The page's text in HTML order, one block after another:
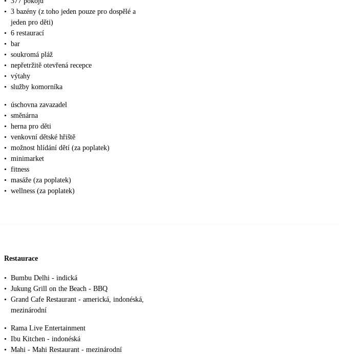
• 3 bazény (z toho jeden pouze pro dospělé a
jeden pro děti)
• 6 restaurací
• bar
• soukromá pláž
• nepřetržitě otevřená recepce
• výtahy
• služby komorníka
• úschovna zavazadel
• směnárna
• herna pro děti
• venkovní dětské hřiště
• možnost hlídání dětí (za poplatek)
• minimarket
• fitness
• masáže (za poplatek)
• wellness (za poplatek)
Restaurace
• Bumbu Delhi - indická
• Jukung Grill on the Beach - BBQ
• Grand Cafe Restaurant - americká, indonéská,
mezinárodní
• Rama Live Entertainment
• Ibu Kitchen - indonéská
• Mahi - Mahi Restaurant - mezinárodní